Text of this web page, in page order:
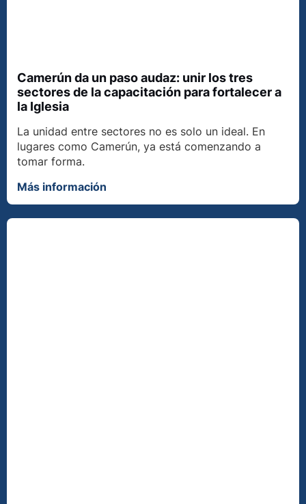
Camerún da un paso audaz: unir los tres
sectores de la capacitación para fortalecer a
la Iglesia
La unidad entre sectores no es solo un ideal. En
lugares como Camerún, ya está comenzando a
tomar forma.
Más información